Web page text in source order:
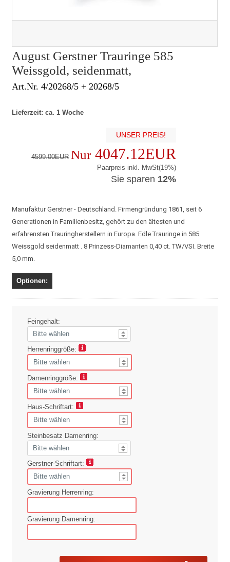
August Gerstner Trauringe 585
Weissgold, seidenmatt,
Art.Nr. 4/20268/5 + 20268/5
Lieferzeit: ca. 1 Woche
UNSER PREIS!
4599.00EUR Nur4047.12EUR
Paarpreis inkl. MwSt(19%)
Sie sparen 12%
Manufaktur Gerstner - Deutschland. Firmengründung 1861, seit 6
Generationen in Familienbesitz, gehört zu den ältesten und
erfahrensten Trauringherstellern in Europa. Edle Trauringe in 585
Weissgold seidenmatt . 8 Prinzess-Diamanten 0,40 ct. TW/VSI. Breite
5,0 mm.
Optionen:
Feingehalt:
Herrenringgröße:
Damenringgröße:
Haus-Schriftart:
Steinbesatz Damenring:
Gerstner-Schriftart:
Gravierung Herrenring:
Gravierung Damenring: